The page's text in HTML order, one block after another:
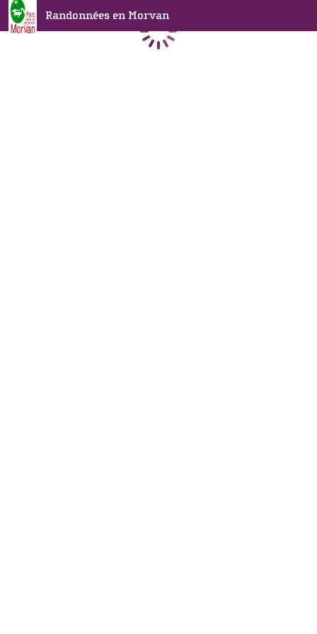
Randonnées en Morvan
Chargement